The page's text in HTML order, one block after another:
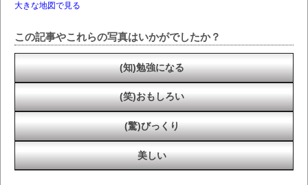
大きな地図で見る
この記事やこれらの写真はいかがでしたか？
(知)勉強になる
(笑)おもしろい
(驚)びっくり
美しい